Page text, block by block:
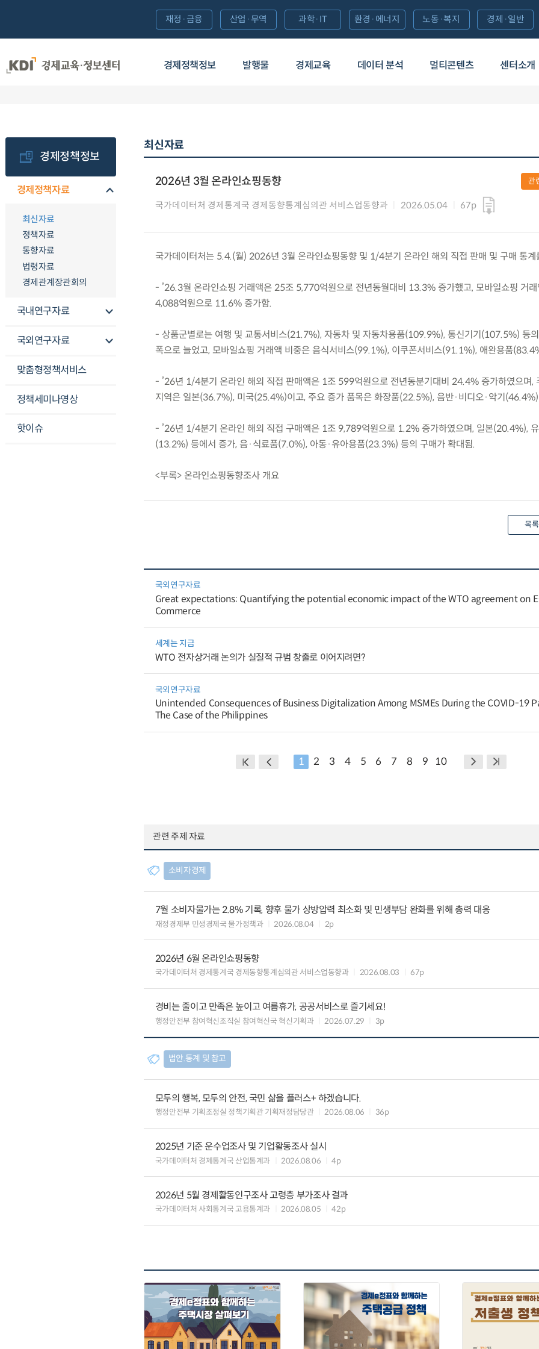
경제정책정보 발행물 경제교육 데이터 분석 멀티콘텐츠 센터소개
재정·금융 산업·무역 과학·IT 환경·에너지 노동·복지 경제·일반
경제정책정보
경제정책자료
최신자료
정책자료
동향자료
법령자료
경제관계장관회의
국내연구자료
국외연구자료
맞춤형정책서비스
정책세미나영상
핫이슈
최신자료
2026년 3월 온라인쇼핑동향
국가데이터처 경제통계국 경제동향통계심의관 서비스업동향과 2026.05.04 67p
관
국가데이터처는 5.4.(월) 2026년 3월 온라인쇼핑동향 및 1/4분기 온라인 해외 직접 판매 및 구매 통계
- ’26.3월 온라인쇼핑 거래액은 25조 5,770억원으로 전년동월대비 13.3% 증가했고, 모바일쇼핑 거
4,088억원으로 11.6% 증가함.
- 상품군별로는 여행 및 교통서비스(21.7%), 자동차 및 자동차용품(109.9%), 통신기기(107.5%) 등
폭으로 늘었고, 모바일쇼핑 거래액 비중은 음식서비스(99.1%), 이쿠폰서비스(91.1%), 애완용품
- ’26년 1/4분기 온라인 해외 직접 판매액은 1조 599억원으로 전년동분기대비 24.4% 증가하였으며,
지역은 일본(36.7%), 미국(25.4%)이고, 주요 증가 품목은 화장품(22.5%), 음반·비디오·악기(46.4%)
- ’26년 1/4분기 온라인 해외 직접 구매액은 1조 9,789억원으로 1.2% 증가하였으며, 일본(20.4%),
(13.2%) 등에서 증가, 음·식료품(7.0%), 아동·유아용품(23.3%) 등의 구매가 확대됨.
<부록> 온라인쇼핑동향조사 개요
목록
국외연구자료
Great expectations: Quantifying the potential economic impact of the WTO agreement on
Commerce
세계는 지금
WTO 전자상거래 논의가 실질적 규범 창출로 이어지려면?
국외연구자료
Unintended Consequences of Business Digitalization Among MSMEs During the COVID-19
The Case of the Philippines
1 2 3 4 5 6 7 8 9 10
관련 주제 자료
소비자경제
7월 소비자물가는 2.8% 기록, 향후 물가 상방압력 최소화 및 민생부담 완화를 위해 총력 대응
재정경제부 민생경제국 물가정책과 2026.08.04 2p
2026년 6월 온라인쇼핑동향
국가데이터처 경제통계국 경제동향통계심의관 서비스업동향과 2026.08.03 67p
경비는 줄이고 만족은 높이고 여름휴가, 공공서비스로 즐기세요!
행정안전부 참여혁신조직실 참여혁신국 혁신기획과 2026.07.29 3p
법안.통계 및 참고
모두의 행복, 모두의 안전, 국민 삶을 플러스+ 하겠습니다.
행정안전부 기획조정실 정책기획관 기획재정담당관 2026.08.06 36p
2025년 기준 운수업조사 및 기업활동조사 실시
국가데이터처 경제통계국 산업통계과 2026.08.06 4p
2026년 5월 경제활동인구조사 고령층 부가조사 결과
국가데이터처 사회통계국 고용통계과 2026.08.05 42p